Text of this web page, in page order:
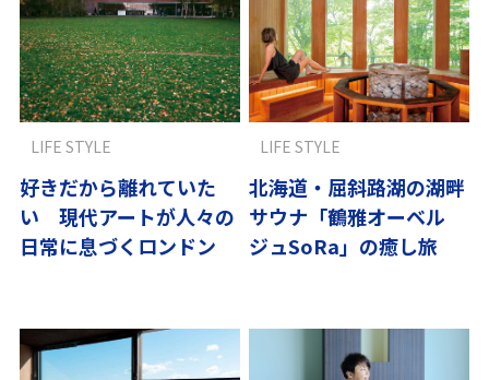
好きだから離れていた
い 現代アートが人々の
日常に息づくロンドン
LIFE STYLE
北海道・屈斜路湖の湖畔
サウナ「鶴雅オーベル
ジュSoRa」の癒し旅
LIFE STYLE